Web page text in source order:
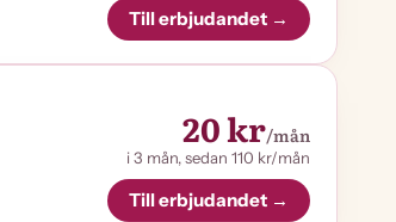
Till erbjudandet →
20 kr/mån
i 3 mån, sedan 110 kr/mån
Till erbjudandet →